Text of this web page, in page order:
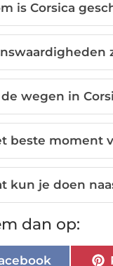
is Corsica
wegen in
beste moment
kun je doen
dan op: